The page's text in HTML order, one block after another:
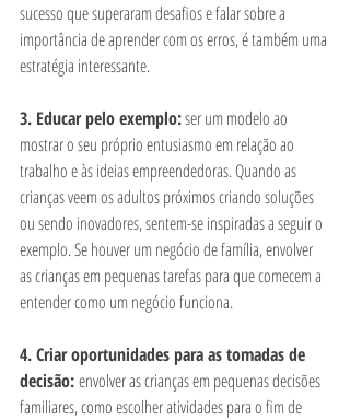
sucesso que superaram desafios e falar sobre a
importância de aprender com os erros, é também uma
estratégia interessante.
3. Educar pelo exemplo: ser um modelo ao
mostrar o seu próprio entusiasmo em relação ao
trabalho e às ideias empreendedoras. Quando as
crianças veem os adultos próximos criando soluções
ou sendo inovadores, sentem-se inspiradas a seguir o
exemplo. Se houver um negócio de família, envolver
as crianças em pequenas tarefas para que comecem a
entender como um negócio funciona.
4. Criar oportunidades para as tomadas de
decisão: envolver as crianças em pequenas decisões
familiares, como escolher atividades para o fim de